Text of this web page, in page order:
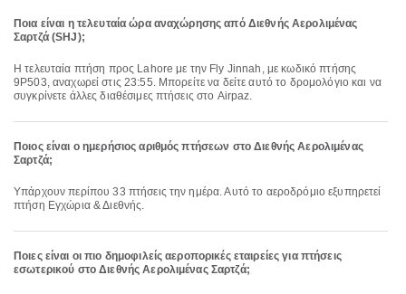
Ποια είναι η τελευταία ώρα αναχώρησης από Διεθνής Αερολιμένας
Σαρτζά (SHJ);
Η τελευταία πτήση προς Lahore με την Fly Jinnah, με κωδικό πτήσης
9P503, αναχωρεί στις 23:55. Μπορείτε να δείτε αυτό το δρομολόγιο και να
συγκρίνετε άλλες διαθέσιμες πτήσεις στο Airpaz.
Ποιος είναι ο ημερήσιος αριθμός πτήσεων στο Διεθνής Αερολιμένας
Σαρτζά;
Υπάρχουν περίπου 33 πτήσεις την ημέρα. Αυτό το αεροδρόμιο εξυπηρετεί
πτήση Εγχώρια & Διεθνής.
Ποιες είναι οι πιο δημοφιλείς αεροπορικές εταιρείες για πτήσεις
εσωτερικού στο Διεθνής Αερολιμένας Σαρτζά;